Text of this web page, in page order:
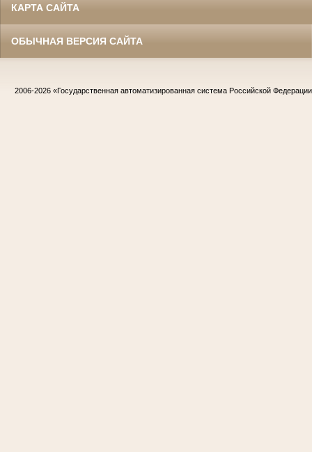
КАРТА САЙТА
ОБЫЧНАЯ ВЕРСИЯ САЙТА
2006-2026 «Государственная автоматизированная система Российской